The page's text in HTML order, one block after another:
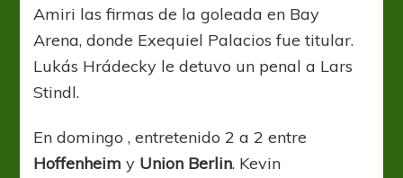
Amiri las firmas de la goleada en Bay
Arena, donde Exequiel Palacios fue titular.
Lukás Hrádecky le detuvo un penal a Lars
Stindl.
En domingo , entretenido 2 a 2 entre
Hoffenheim y Union Berlin. Kevin